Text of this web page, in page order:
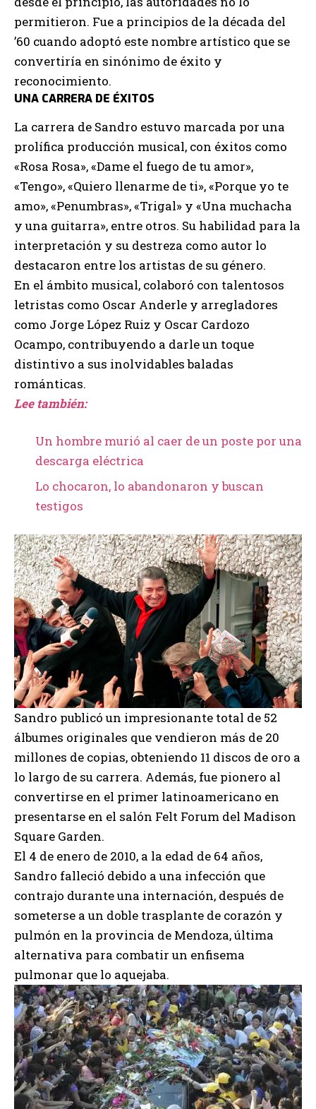
permitieron. Fue a principios de la década del
’60 cuando adoptó este nombre artístico que se
convertiría en sinónimo de éxito y
reconocimiento.
UNA CARRERA DE ÉXITOS
La carrera de Sandro estuvo marcada por una
prolífica producción musical, con éxitos como
«Rosa Rosa», «Dame el fuego de tu amor»,
«Tengo», «Quiero llenarme de ti», «Porque yo te
amo», «Penumbras», «Trigal» y «Una muchacha
y una guitarra», entre otros. Su habilidad para la
interpretación y su destreza como autor lo
destacaron entre los artistas de su género.
En el ámbito musical, colaboró con talentosos
letristas como Oscar Anderle y arregladores
como Jorge López Ruiz y Oscar Cardozo
Ocampo, contribuyendo a darle un toque
distintivo a sus inolvidables baladas
románticas.
Lee también:
Un hombre murió al caer de un poste por una
descarga eléctrica
Lo chocaron, lo abandonaron y buscan
testigos
Sandro publicó un impresionante total de 52
álbumes originales que vendieron más de 20
millones de copias, obteniendo 11 discos de oro a
lo largo de su carrera. Además, fue pionero al
convertirse en el primer latinoamericano en
presentarse en el salón Felt Forum del Madison
Square Garden.
El 4 de enero de 2010, a la edad de 64 años,
Sandro falleció debido a una infección que
contrajo durante una internación, después de
someterse a un doble trasplante de corazón y
pulmón en la provincia de Mendoza, última
alternativa para combatir un enfisema
pulmonar que lo aquejaba.